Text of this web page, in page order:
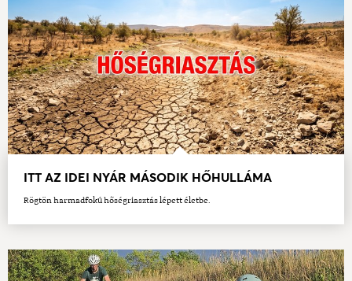
ITT AZ IDEI NYÁR MÁSODIK HŐHULLÁMA
Rögtön harmadfokú hőségriasztás lépett életbe.